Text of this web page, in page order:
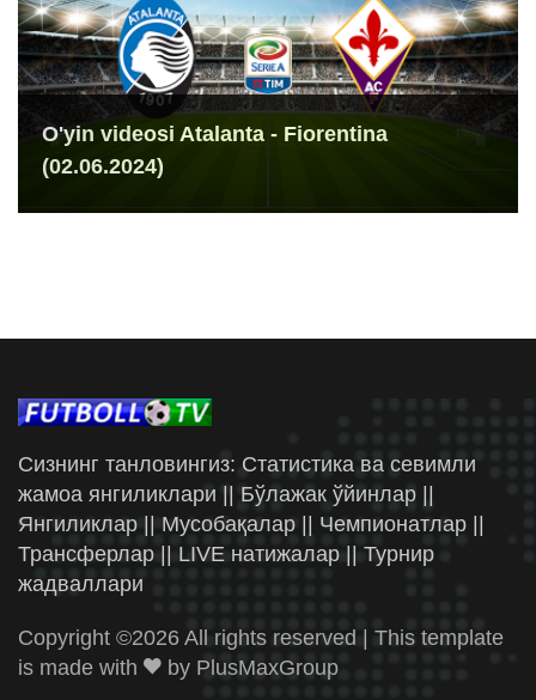
O'yin videosi Atalanta - Fiorentina
(02.06.2024)
Сизнинг танловингиз: Статистика ва севимли
жамоа янгиликлари || Бўлажак ўйинлар ||
Янгиликлар || Мусобақалар || Чемпионатлар ||
Трансферлар || LIVE натижалар || Турнир
жадваллари
Copyright ©2026 All rights reserved | This template
is made with
by PlusMaxGroup